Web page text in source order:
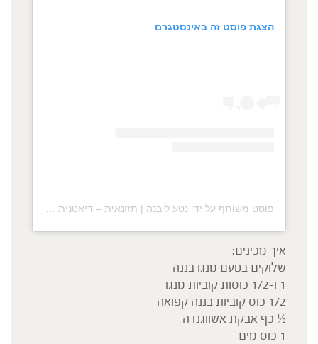
הצגת פוסט זה באינסטגרם
פוסט משותף על ידי ‏‎נטע ליבנה | תזונאית – דיאטנית קלינית • ירידה במשקל‎‏ (@‏‎netalivne‎‏)
איך מכינים:
שלוקים בטעם מנגו בננה
1 ו-1/2 כוסות קוביות מנגו
1/2 כוס קוביות בננה קפואה
½ כף אבקת אשווגנדה
1 כוס מים